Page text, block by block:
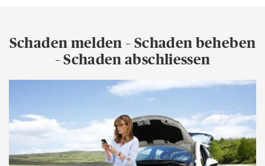
Schaden melden – Schaden beheben
– Schaden abschliessen